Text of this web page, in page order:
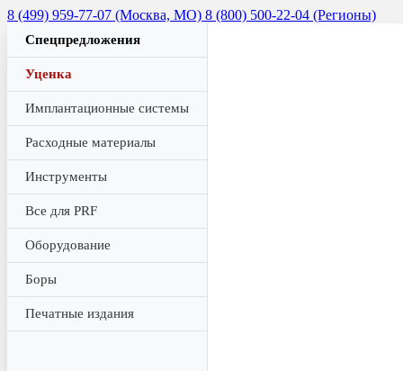
8 (499) 959-77-07 (Москва, МО) 8 (800) 500-22-04 (Регионы)
Спецпредложения
Уценка
Имплантационные системы
Расходные материалы
Инструменты
Все для PRF
Оборудование
Боры
Печатные издания